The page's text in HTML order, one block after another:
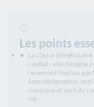
Les points
La clause
capital : elle désigne
recevront tout ou
Sans désignation,
classique et sort du
vie.